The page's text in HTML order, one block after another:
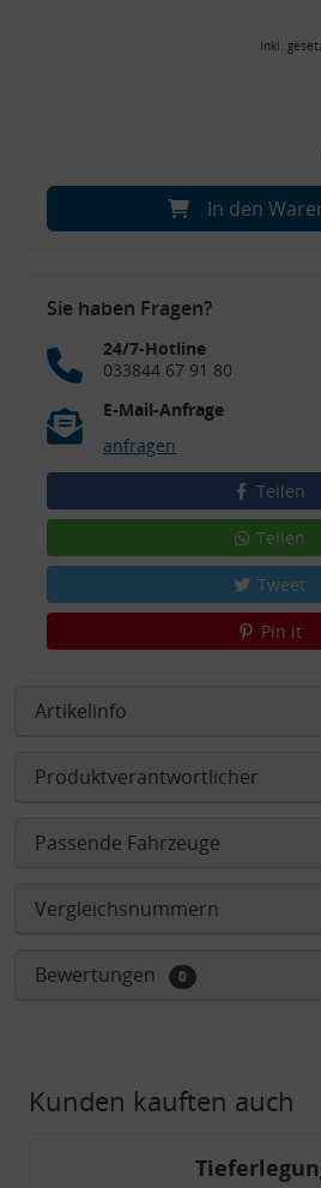
inkl.
In den
Sie haben Fragen?
24/7-Hotline
033844 67 91 80
E-Mail-Anfrage
anfragen
Teilen
Teilen
Tweet
Pin it
Artikelinfo
Produktverantwortlicher
Passende Fahrzeuge
Vergleichsnummern
Bewertungen 0
Kunden kauften auch